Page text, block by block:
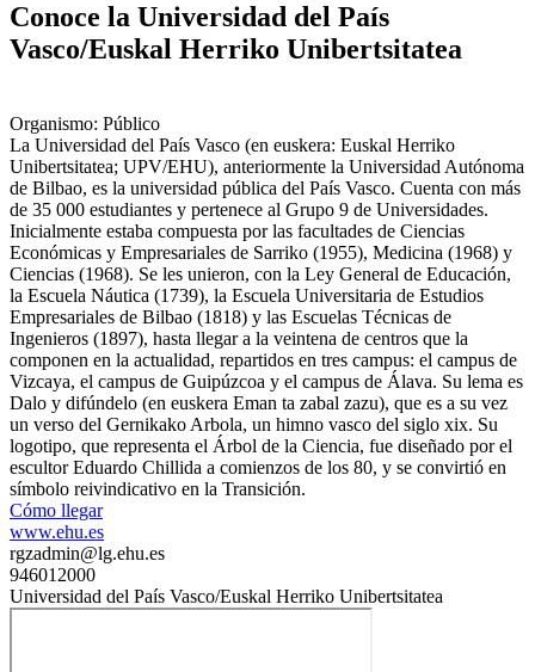
Conoce la Universidad del País
Vasco/Euskal Herriko Unibertsitatea
Organismo: Público
La Universidad del País Vasco (en euskera: Euskal Herriko
Unibertsitatea; UPV/EHU), anteriormente la Universidad Autónoma
de Bilbao, es la universidad pública del País Vasco. Cuenta con más
de 35 000 estudiantes y pertenece al Grupo 9 de Universidades.
Inicialmente estaba compuesta por las facultades de Ciencias
Económicas y Empresariales de Sarriko (1955), Medicina (1968) y
Ciencias (1968). Se les unieron, con la Ley General de Educación,
la Escuela Náutica (1739), la Escuela Universitaria de Estudios
Empresariales de Bilbao (1818) y las Escuelas Técnicas de
Ingenieros (1897), hasta llegar a la veintena de centros que la
componen en la actualidad, repartidos en tres campus: el campus de
Vizcaya, el campus de Guipúzcoa y el campus de Álava. Su lema es
Dalo y difúndelo (en euskera Eman ta zabal zazu), que es a su vez
un verso del Gernikako Arbola, un himno vasco del siglo xix.​ Su
logotipo, que representa el Árbol de la Ciencia, fue diseñado por el
escultor Eduardo Chillida a comienzos de los 80,​ y se convirtió en
símbolo reivindicativo en la Transición.
Cómo llegar
www.ehu.es
rgzadmin@lg.ehu.es
946012000
Universidad del País Vasco/Euskal Herriko Unibertsitatea